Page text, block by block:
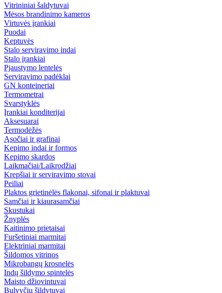
Vitrininiai šaldytuvai
Mėsos brandinimo kameros
Virtuvės įrankiai
Puodai
Keptuvės
Stalo serviravimo indai
Stalo įrankiai
Pjaustymo lentelės
Serviravimo padėklai
GN konteineriai
Termometrai
Svarstyklės
Įrankiai konditerijai
Aksesuarai
Termodėžės
Ąsočiai ir grafinai
Kepimo indai ir formos
Kepimo skardos
Laikmačiai/Laikrodžiai
Krepšiai ir serviravimo stovai
Peiliai
Plaktos grietinėlės flakonai, sifonai ir plaktuvai
Samčiai ir kiaurasamčiai
Skustukai
Žnyplės
Kaitinimo prietaisai
Furšetiniai marmitai
Elektriniai marmitai
Šildomos vitrinos
Mikrobangų krosnelės
Indų šildymo spintelės
Maisto džiovintuvai
Bulvyčiu šildytuvai